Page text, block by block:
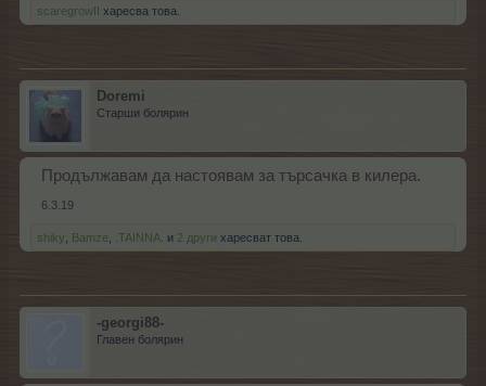
scaregrowII харесва това.
Doremi
Старши болярин
Продължавам да настоявам за търсачка в килера.
6.3.19
shiky Bamze .TAINNA. и 2 други харесват това.
-georgi88-
Главен болярин